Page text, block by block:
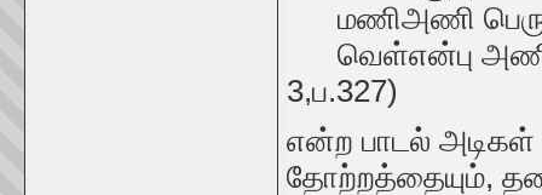
மணிஅணி
வெள்என்பு
3,ப.327)
என்ற பாடல் அடிகள்
தோற்றத்தையும்,